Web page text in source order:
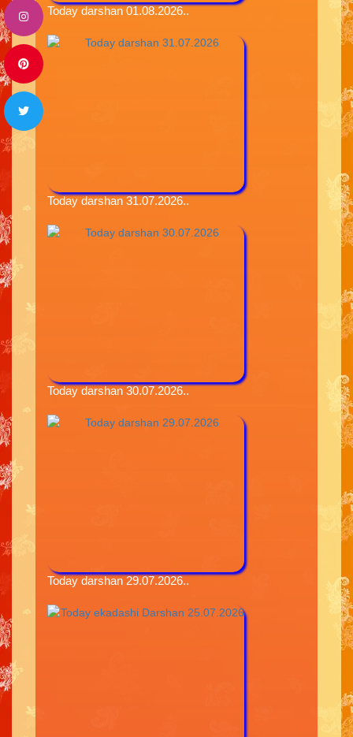
Today darshan 01.08.2026..
Today darshan 31.07.2026..
Today darshan 30.07.2026..
Today darshan 29.07.2026..